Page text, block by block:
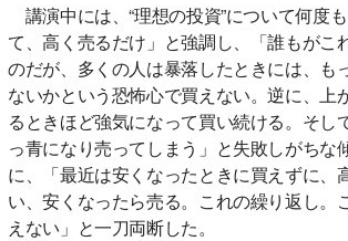
講演中には、“理想の投資”について何度
て、高く売るだけ」と強調し、「誰もがこ
のだが、多くの人は暴落したときには、も
ないかという恐怖心で買えない。逆に、上
るときほど強気になって買い続ける。そし
っ青になり売ってしまう」と失敗しがちな
に、「最近は安くなったときに買えずに、
い、安くなったら売る。これの繰り返し。
えない」と一刀両断した。